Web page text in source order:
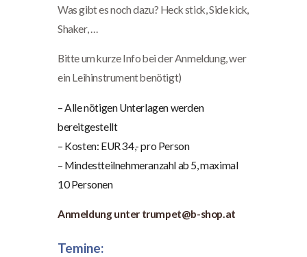
Was gibt es noch dazu? Heck stick, Side kick,
Shaker, …
Bitte um kurze Info bei der Anmeldung, wer
ein Leihinstrument benötigt)
– Alle nötigen Unterlagen werden
bereitgestellt
– Kosten: EUR 34,- pro Person
– Mindestteilnehmeranzahl ab 5, maximal
10 Personen
Anmeldung unter trumpet@b-shop.at
Temine: